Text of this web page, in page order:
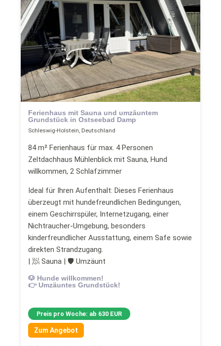
Ferienhaus mit Sauna und umzäuntem
Grundstück in Ostseebad Damp
Schleswig-Holstein, Deutschland
84 m² Ferienhaus für max. 4 Personen
Zeltdachhaus Mühlenblick mit Sauna, Hund
willkommen, 2 Schlafzimmer
Ideal für Ihren Aufenthalt: Dieses Ferienhaus
überzeugt mit hundefreundlichen Bedingungen,
einem Geschirrspüler, Internetzugang, einer
Nichtraucher-Umgebung, besonders
kinderfreundlicher Ausstattung, einem Safe sowie
direkten Strandzugang.
| 🧖 Sauna | 🛡 Umzäunt
🐶 Hunde willkommen!
👉 Umzäuntes Grundstück!
Preis pro Woche: ab 630 EUR
Zum Angebot